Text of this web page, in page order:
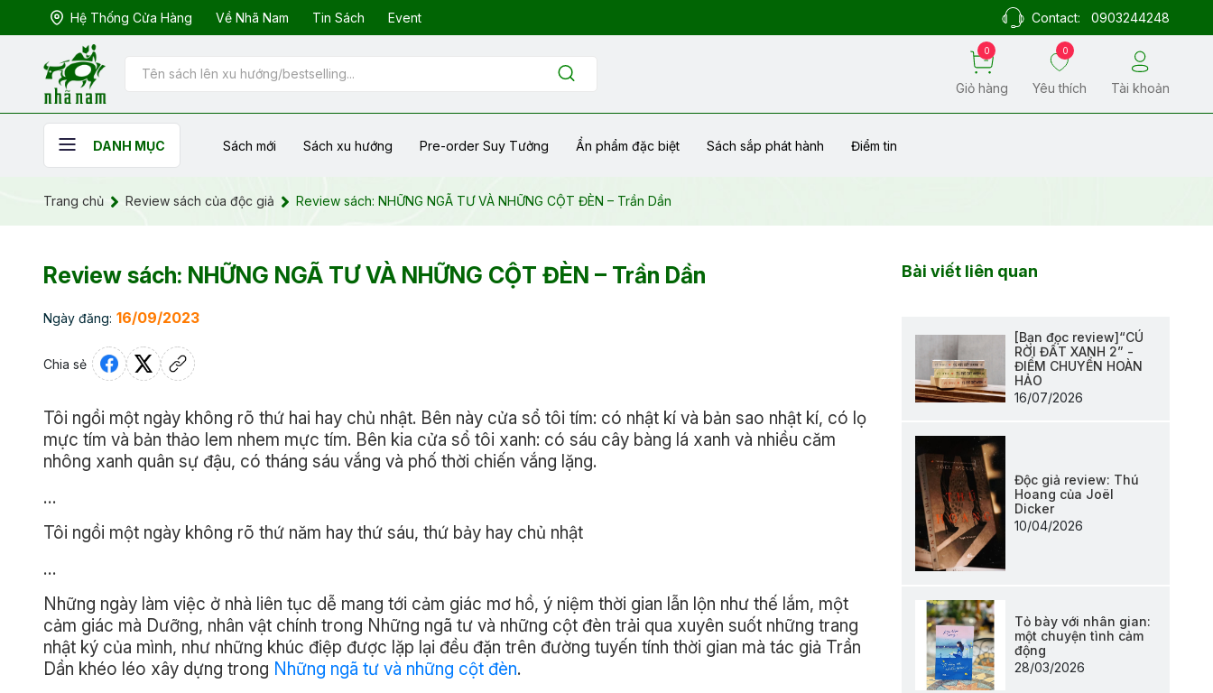
Hệ Thống Cửa Hàng Về Nhã Nam Tin Sách Event Contact: 0903244248
0
Giỏ hàng
0
Yêu thích Tài khoản
DANH MỤC Sách mới Sách xu hướng Pre-order Suy Tưởng Ẩn phẩm đặc biệt Sách sắp phát hành Điểm tin
Trang chủ Review sách của độc giả Review sách: NHỮNG NGÃ TƯ VÀ NHỮNG CỘT ĐÈN – Trần Dần
Review sách: NHỮNG NGÃ TƯ VÀ NHỮNG CỘT ĐÈN – Trần Dần
Ngày đăng: 16/09/2023
Chia sẻ
Tôi ngồi một ngày không rõ thứ hai hay chủ nhật. Bên này cửa sổ tôi tím: có nhật kí và bản sao nhật kí, có lọ
mực tím và bản thảo lem nhem mực tím. Bên kia cửa sổ tôi xanh: có sáu cây bàng lá xanh và nhiều căm
nhông xanh quân sự đậu, có tháng sáu vắng và phố thời chiến vắng lặng.
…
Tôi ngồi một ngày không rõ thứ năm hay thứ sáu, thứ bảy hay chủ nhật
…
Những ngày làm việc ở nhà liên tục dễ mang tới cảm giác mơ hồ, ý niệm thời gian lẫn lộn như thế lắm, một
cảm giác mà Dưỡng, nhân vật chính trong Những ngã tư và những cột đèn trải qua xuyên suốt những trang
nhật ký của mình, như những khúc điệp được lặp lại đều đặn trên đường tuyến tính thời gian mà tác giả Trần
Dần khéo léo xây dựng trong Những ngã tư và những cột đèn.
Bài viết liên quan
[Bạn đọc review]“CÚ
RỜI ĐẤT XANH 2” -
ĐIỂM CHUYỂN HOÀN
HẢO
16/07/2026
Độc giả review: Thú
Hoang của Joël
Dicker
10/04/2026
Tỏ bày với nhân gian:
một chuyện tình cảm
động
28/03/2026